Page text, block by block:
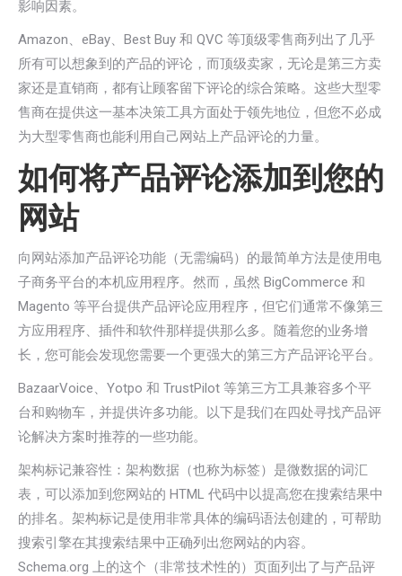
影响因素。
Amazon、eBay、Best Buy 和 QVC 等顶级零售商列出了几乎
所有可以想象到的产品的评论，而顶级卖家，无论是第三方卖
家还是直销商，都有让顾客留下评论的综合策略。这些大型零
售商在提供这一基本决策工具方面处于领先地位，但您不必成
为大型零售商也能利用自己网站上产品评论的力量。
如何将产品评论添加到您的
网站
向网站添加产品评论功能（无需编码）的最简单方法是使用电
子商务平台的本机应用程序。然而，虽然 BigCommerce 和
Magento 等平台提供产品评论应用程序，但它们通常不像第三
方应用程序、插件和软件那样提供那么多。随着您的业务增
长，您可能会发现您需要一个更强大的第三方产品评论平台。
BazaarVoice、Yotpo 和 TrustPilot 等第三方工具兼容多个平
台和购物车，并提供许多功能。以下是我们在四处寻找产品评
论解决方案时推荐的一些功能。
架构标记兼容性：架构数据（也称为标签）是微数据的词汇
表，可以添加到您网站的 HTML 代码中以提高您在搜索结果中
的排名。架构标记是使用非常具体的编码语法创建的，可帮助
搜索引擎在其搜索结果中正确列出您网站的内容。
Schema.org 上的这个（非常技术性的）页面列出了与产品评